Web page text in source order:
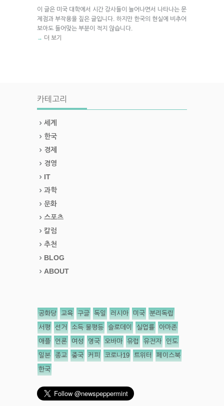
이 글은 미국 대학에서 시간 강사들이 늘어나면서 나타나는 문
제점과 부작용을 짚은 글입니다. 하지만 한국의 현실에 비추어
보아도 들어맞는 부분이 적지 않습니다.
→ 더 보기
카테고리
세계
한국
경제
경영
IT
과학
문화
스포츠
칼럼
추천
BLOG
ABOUT
공화당 교육 구글 독일 러시아 미국 분리독립
서평 선거 소득 불평등 슬로데이 실업률 아마존
애플 언론 여성 영국 오바마 유럽 유전자 인도
일본 종교 중국 커피 코로나19 트위터 페이스북
한국